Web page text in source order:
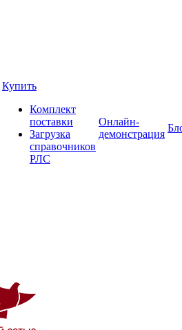
Купить
Комплект
поставки
Загрузка
справочников
РЛС
Онлайн-
демонстрация